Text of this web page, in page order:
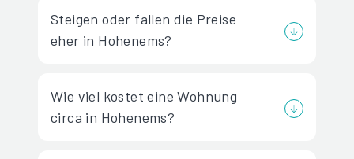
Steigen oder fallen die Preise
eher in Hohenems?
Wie viel kostet eine Wohnung
circa in Hohenems?